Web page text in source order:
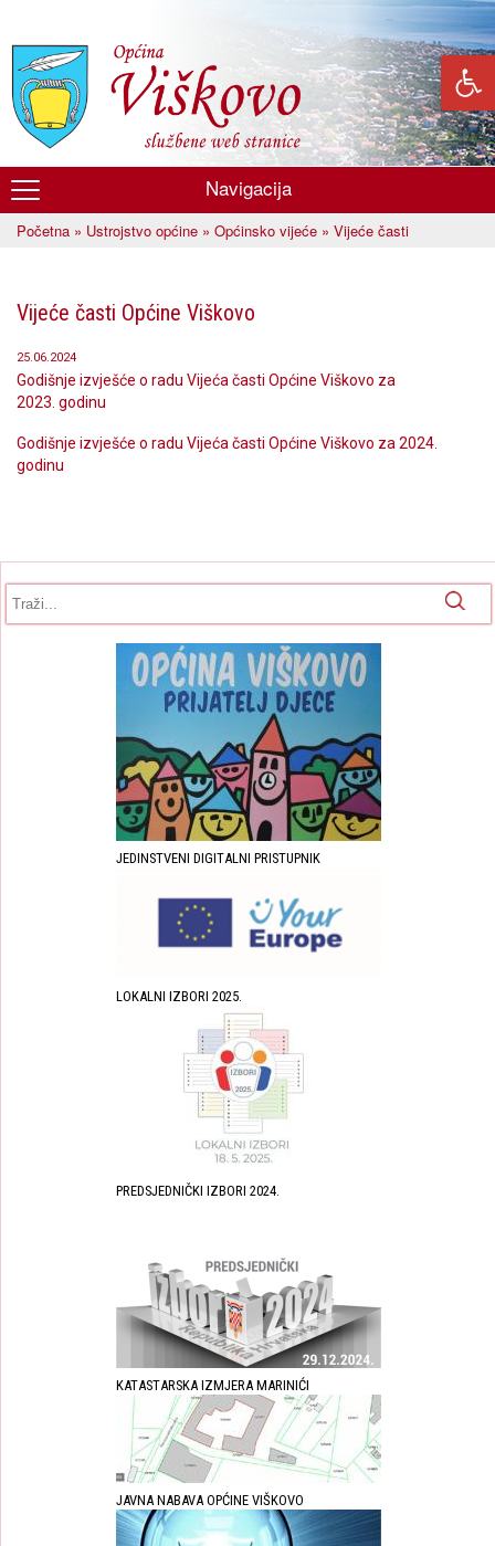
glavni
sadržaj
Općina
Viškovo
Navigacija
Početna » Ustrojstvo općine » Općinsko vijeće » Vijeće časti
Vijeće časti Općine Viškovo
25.06.2024
Godišnje izvješće o radu Vijeća časti Općine Viškovo za
2023. godinu
Godišnje izvješće o radu Vijeća časti Općine Viškovo za 2024.
godinu
JEDINSTVENI DIGITALNI PRISTUPNIK
LOKALNI IZBORI 2025.
PREDSJEDNIČKI IZBORI 2024.
KATASTARSKA IZMJERA MARINIĆI
JAVNA NABAVA OPĆINE VIŠKOVO